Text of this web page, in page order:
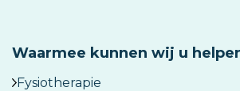
Waarmee kunnen wij u
Fysiotherapie